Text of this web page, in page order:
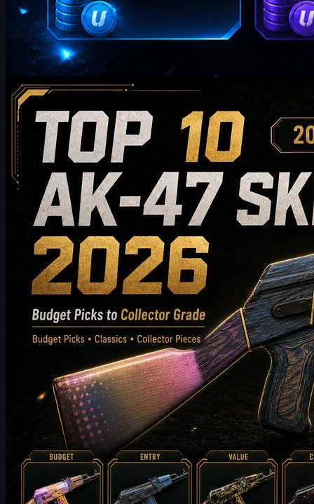
William Miller
Counter-Strike 2mai 19, 2026
Top 10 des skins AK-47 à acheter en 2026 : des
choix économiques aux recommandations pour
collectionneurs
Découvrez le top 10 des skins AK-47 à acheter en 2026, des
options abordables aux choix haut de gamme pour
collectionneurs. Ce guide compare le style, la gamme de prix,
l’usure, la valeur sur le marché et les conseils d’achat pour aider
les joueurs de CS2 à choisir le meilleur skin AK-47 pour leur
inventaire.
mai 19, 2026
parMichael
Johnson
Counter-Strike 2juin 17, 2026